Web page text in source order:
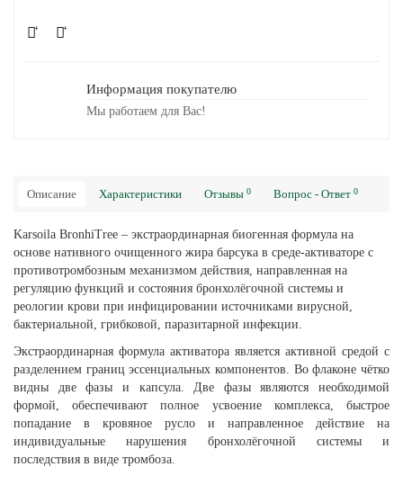
Информация покупателю
Мы работаем для Вас!
Описание Характеристики Отзывы 0 Вопрос - Ответ 0
Karsoila BronhiTree – экстраординарная биогенная формула на
основе нативного очищенного жира барсука в среде-активаторе с
противотромбозным механизмом действия, направленная на
регуляцию функций и состояния бронхолёгочной системы и
реологии крови при инфицировании источниками вирусной,
бактериальной, грибковой, паразитарной инфекции.
Экстраординарная формула активатора является активной средой с
разделением границ эссенциальных компонентов. Во флаконе чётко
видны две фазы и капсула. Две фазы являются необходимой
формой, обеспечивают полное усвоение комплекса, быстрое
попадание в кровяное русло и направленное действие на
индивидуальные нарушения бронхолёгочной системы и
последствия в виде тромбоза.